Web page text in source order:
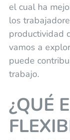
el cual ha
los
productividad
vamos a
puede
trabajo.
¿QUÉ